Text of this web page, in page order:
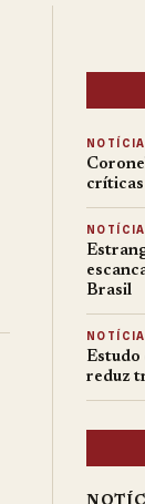
Brasil
Estudo
reduz